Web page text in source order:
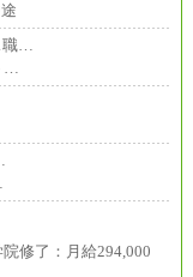
職…
…
修了：月給294,000